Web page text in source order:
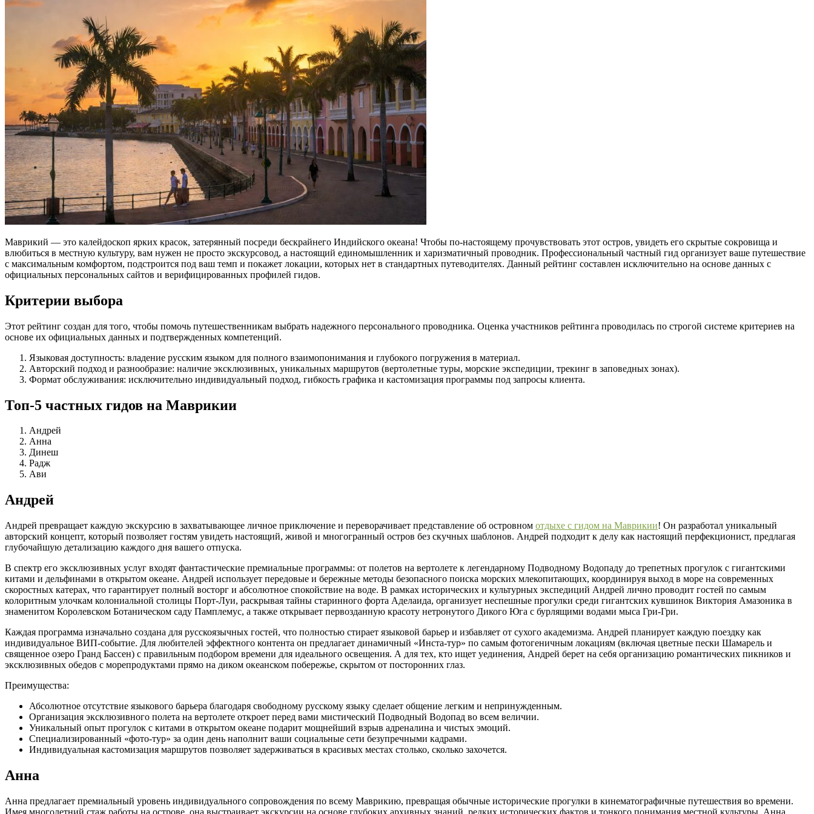
Маврикий — это калейдоскоп ярких красок, затерянный посреди бескрайнего Индийского океана! Чтобы по-настоящему прочувствовать этот остров, увидеть его скрытые сокровища и
влюбиться в местную культуру, вам нужен не просто экскурсовод, а настоящий единомышленник и харизматичный проводник. Профессиональный частный гид организует ваше путешествие
с максимальным комфортом, подстроится под ваш темп и покажет локации, которых нет в стандартных путеводителях. Данный рейтинг составлен исключительно на основе данных с
официальных персональных сайтов и верифицированных профилей гидов.
Критерии выбора
Этот рейтинг создан для того, чтобы помочь путешественникам выбрать надежного персонального проводника. Оценка участников рейтинга проводилась по строгой системе критериев на
основе их официальных данных и подтвержденных компетенций.
Языковая доступность: владение русским языком для полного взаимопонимания и глубокого погружения в материал.
Авторский подход и разнообразие: наличие эксклюзивных, уникальных маршрутов (вертолетные туры, морские экспедиции, трекинг в заповедных зонах).
Формат обслуживания: исключительно индивидуальный подход, гибкость графика и кастомизация программы под запросы клиента.
Топ-5 частных гидов на Маврикии
Андрей
Анна
Динеш
Радж
Ави
Андрей
Андрей превращает каждую экскурсию в захватывающее личное приключение и переворачивает представление об островном отдыхе с гидом на Маврикии! Он разработал уникальный
авторский концепт, который позволяет гостям увидеть настоящий, живой и многогранный остров без скучных шаблонов. Андрей подходит к делу как настоящий перфекционист, предлагая
глубочайшую детализацию каждого дня вашего отпуска.
В спектр его эксклюзивных услуг входят фантастические премиальные программы: от полетов на вертолете к легендарному Подводному Водопаду до трепетных прогулок с гигантскими
китами и дельфинами в открытом океане. Андрей использует передовые и бережные методы безопасного поиска морских млекопитающих, координируя выход в море на современных
скоростных катерах, что гарантирует полный восторг и абсолютное спокойствие на воде. В рамках исторических и культурных экспедиций Андрей лично проводит гостей по самым
колоритным улочкам колониальной столицы Порт-Луи, раскрывая тайны старинного форта Аделаида, организует неспешные прогулки среди гигантских кувшинок Виктория Амазоника в
знаменитом Королевском Ботаническом саду Памплемус, а также открывает первозданную красоту нетронутого Дикого Юга с бурлящими водами мыса Гри-Гри.
Каждая программа изначально создана для русскоязычных гостей, что полностью стирает языковой барьер и избавляет от сухого академизма. Андрей планирует каждую поездку как
индивидуальное ВИП-событие. Для любителей эффектного контента он предлагает динамичный «Инста-тур» по самым фотогеничным локациям (включая цветные пески Шамарель и
священное озеро Гранд Бассен) с правильным подбором времени для идеального освещения. А для тех, кто ищет уединения, Андрей берет на себя организацию романтических пикников и
эксклюзивных обедов с морепродуктами прямо на диком океанском побережье, скрытом от посторонних глаз.
Преимущества:
Абсолютное отсутствие языкового барьера благодаря свободному русскому языку сделает общение легким и непринужденным.
Организация эксклюзивного полета на вертолете откроет перед вами мистический Подводный Водопад во всем величии.
Уникальный опыт прогулок с китами в открытом океане подарит мощнейший взрыв адреналина и чистых эмоций.
Специализированный «фото-тур» за один день наполнит ваши социальные сети безупречными кадрами.
Индивидуальная кастомизация маршрутов позволяет задерживаться в красивых местах столько, сколько захочется.
Анна
Анна предлагает премиальный уровень индивидуального сопровождения по всему Маврикию, превращая обычные исторические прогулки в кинематографичные путешествия во времени.
Имея многолетний стаж работы на острове, она выстраивает экскурсии на основе глубоких архивных знаний, редких исторических фактов и тонкого понимания местной культуры. Анна